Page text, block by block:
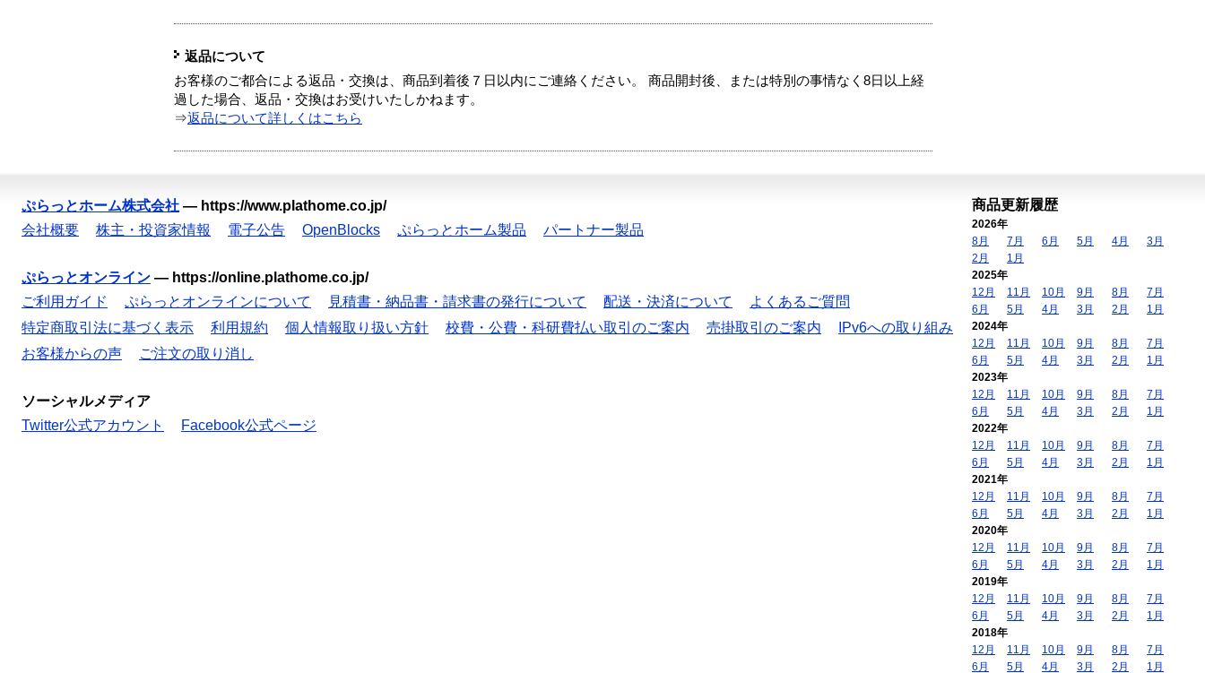
返品について
お客様のご都合による返品・交換は、商品到着後７日以内にご連絡ください。 商品開封後、または特別の事情なく8日以上経
過した場合、返品・交換はお受けいたしかねます。
⇒返品について詳しくはこちら
ぷらっとホーム株式会社 — https://www.plathome.co.jp/
会社概要
株主・投資家情報 電子公告 OpenBlocks ぷらっとホーム製品 パートナー製品
ぷらっとオンライン — https://online.plathome.co.jp/
ご利用ガイド
ぷらっとオンラインについて 見積書・納品書・請求書の発行について 配送・決済について
よくあるご質問
特定商取引法に基づく表示
利用規約 個人情報取り扱い方針 校費・公費・科研費払い取引のご案内 売掛取引のご案内
IPv6への取り組み
お客様からの声
ご注文の取り消し
ソーシャルメディア
Twitter公式アカウント
Facebook公式ページ
商品更新履歴
2026年
8月
7月 6月 5月 4月
3月
2月
1月
2025年
12月
11月 10月 9月 8月
7月
6月
5月 4月 3月 2月
1月
2024年
12月
11月 10月 9月 8月
7月
6月
5月 4月 3月 2月
1月
2023年
12月
11月 10月 9月 8月
7月
6月
5月 4月 3月 2月
1月
2022年
12月
11月 10月 9月 8月
7月
6月
5月 4月 3月 2月
1月
2021年
12月
11月 10月 9月 8月
7月
6月
5月 4月 3月 2月
1月
2020年
12月
11月 10月 9月 8月
7月
6月
5月 4月 3月 2月
1月
2019年
12月
11月 10月 9月 8月
7月
6月
5月 4月 3月 2月
1月
2018年
12月
11月 10月 9月 8月
7月
6月
5月 4月 3月 2月 1月